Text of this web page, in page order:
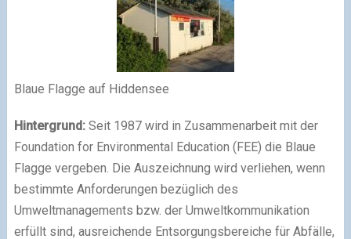
Blaue Flagge auf Hiddensee
Hintergrund:Seit 1987 wird in Zusammenarbeit mit der
Foundation for Environmental Education (FEE) die Blaue
Flagge vergeben. Die Auszeichnung wird verliehen, wenn
bestimmte Anforderungen bezüglich des
Umweltmanagements bzw. der Umweltkommunikation
erfüllt sind, ausreichende Entsorgungsbereiche für Abfälle,